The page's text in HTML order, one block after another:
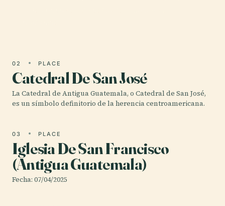
02 PLACE
Catedral De San José
La Catedral de Antigua Guatemala, o Catedral de San José,
es un símbolo definitorio de la herencia centroamericana.
03 PLACE
Iglesia De San Francisco
(Antigua Guatemala)
Fecha: 07/04/2025